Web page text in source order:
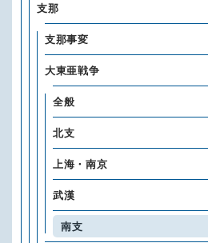
支那
支那事変
大東亜戦争
全般
北支
上海・南京
武漢
南支